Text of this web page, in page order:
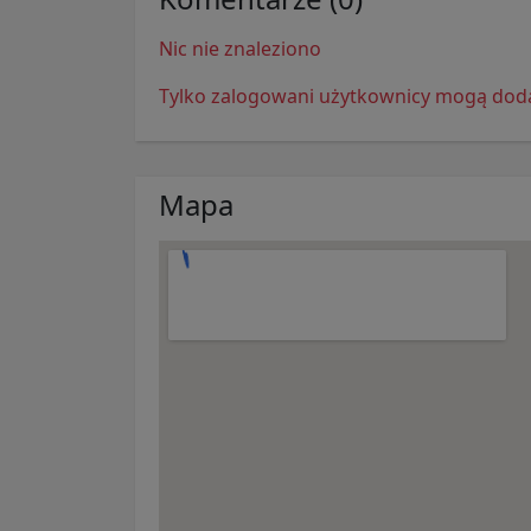
Nic nie znaleziono
Tylko zalogowani użytkownicy mogą
Mapa